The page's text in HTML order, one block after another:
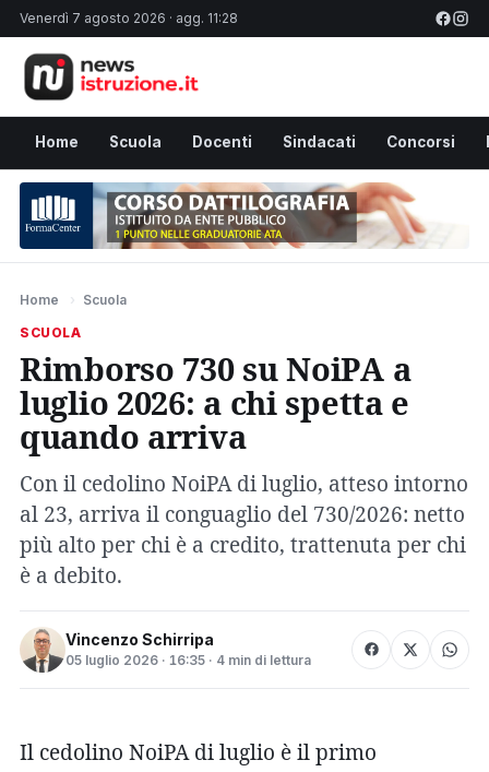
Venerdì 7 agosto 2026 · agg. 11:28
Home Scuola Docenti Sindacati Concorsi
Home › Scuola
SCUOLA
Rimborso 730 su NoiPA a
luglio 2026: a chi spetta e
quando arriva
Con il cedolino NoiPA di luglio, atteso intorno
al 23, arriva il conguaglio del 730/2026: netto
più alto per chi è a credito, trattenuta per chi
è a debito.
Vincenzo Schirripa
05 luglio 2026 · 16:35 · 4 min di lettura
Il cedolino NoiPA di luglio è il primo